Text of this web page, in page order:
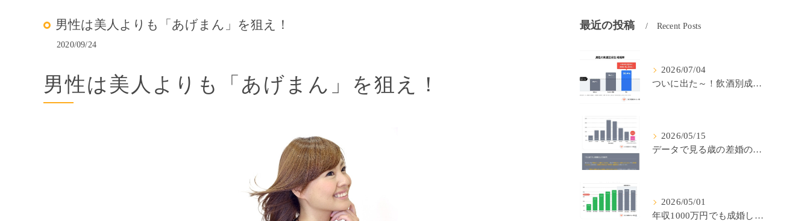
男性は美人よりも「あげまん」を狙え！
2020/09/24
男性は美人よりも「あげまん」を狙え！
最近の投稿 Recent Posts
2026/07/04
ついに出た～！飲酒別成婚率(IBJ)！
2026/05/15
データで見る歳の差婚の確率の低さ。
2026/05/01
年収1000万円でも成婚しやすいとは限らない? 「年収帯別の成婚率」のリアル